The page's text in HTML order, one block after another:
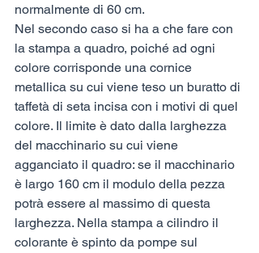
normalmente di 60 cm.
Nel secondo caso si ha a che fare con
la stampa a quadro, poiché ad ogni
colore corrisponde una cornice
metallica su cui viene teso un buratto di
taffetà di seta incisa con i motivi di quel
colore. Il limite è dato dalla larghezza
del macchinario su cui viene
agganciato il quadro: se il macchinario
è largo 160 cm il modulo della pezza
potrà essere al massimo di questa
larghezza. Nella stampa a cilindro il
colorante è spinto da pompe sul